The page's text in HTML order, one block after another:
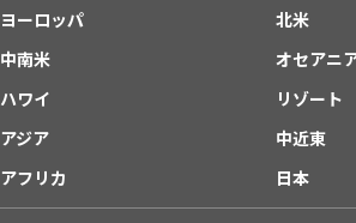
ヨーロッパ
北米
中南米
オセアニ
ハワイ
リゾート
アジア
中近東
アフリカ
日本